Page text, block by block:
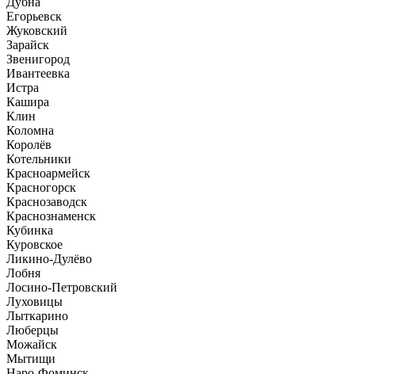
Егорьевск
Жуковский
Зарайск
Звенигород
Ивантеевка
Истра
Кашира
Клин
Коломна
Королёв
Котельники
Красноармейск
Красногорск
Краснозаводск
Краснознаменск
Кубинка
Куровское
Ликино-Дулёво
Лобня
Лосино-Петровский
Луховицы
Лыткарино
Люберцы
Можайск
Мытищи